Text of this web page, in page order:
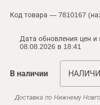
Код товара — 7810167
Дата обновления цен и
08.08.2026 в 18:41
В наличии
Доставка по Нижнему